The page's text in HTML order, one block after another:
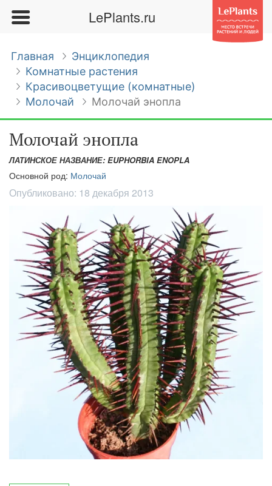
LePlants.ru
Главная
Энциклопедия
Комнатные растения
Красивоцветущие (комнатные)
Молочай
Молочай энопла
Молочай энопла
ЛАТИНСКОЕ НАЗВАНИЕ: EUPHORBIA ENOPLA
Основной род: Молочай
Опубликовано: 18 декабря 2013